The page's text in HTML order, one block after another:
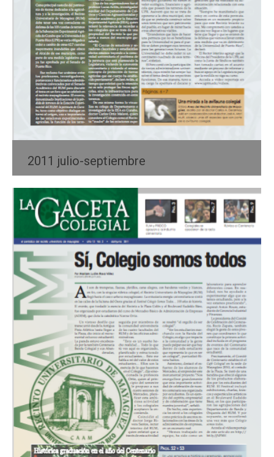
2011 julio-septiembre